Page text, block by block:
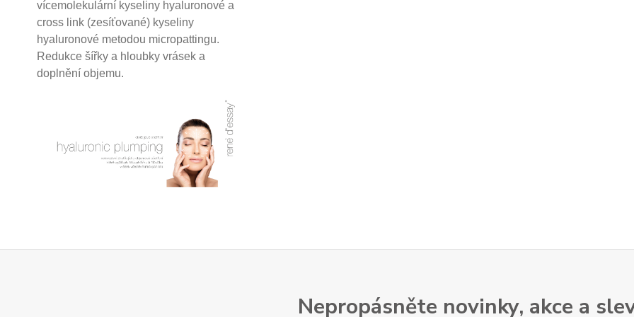
vícemolekulární kyseliny hyaluronové a
cross link (zesíťované) kyseliny
hyaluronové metodou micropattingu.
Redukce šířky a hloubky vrásek a
doplnění objemu.
Nepropásněte novinky, akce a